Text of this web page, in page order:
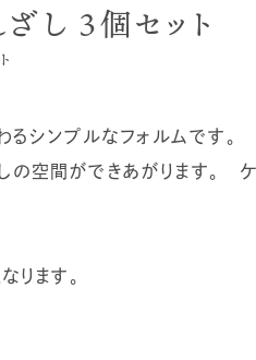
し ３個セット
るシンプルなフォルムです。
の空間ができあがります。
ります。